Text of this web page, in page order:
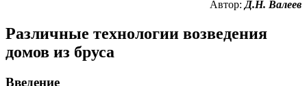
Автор: Д.Н. Валеев
Различные технологии возведения
домов из бруса
Введение